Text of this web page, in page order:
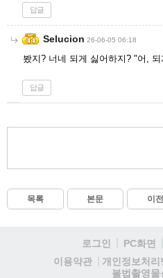
답글
Selucion 26-06-05 06:18
봤지? 너네 되게 싫어하지? "어,
답글
목록 본문 이전
로그인 PC화면
이용약관
개인정보처리
불법촬영물